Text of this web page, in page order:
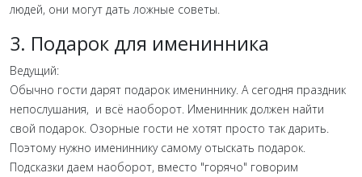
людей, они могут дать ложные советы.
3. Подарок для именинника
Ведущий:
Обычно гости дарят подарок имениннику. А сегодня праздник
непослушания, и всё наоборот. Именинник должен найти
свой подарок. Озорные гости не хотят просто так дарить.
Поэтому нужно имениннику самому отыскать подарок.
Подсказки даем наоборот, вместо "горячо" говорим